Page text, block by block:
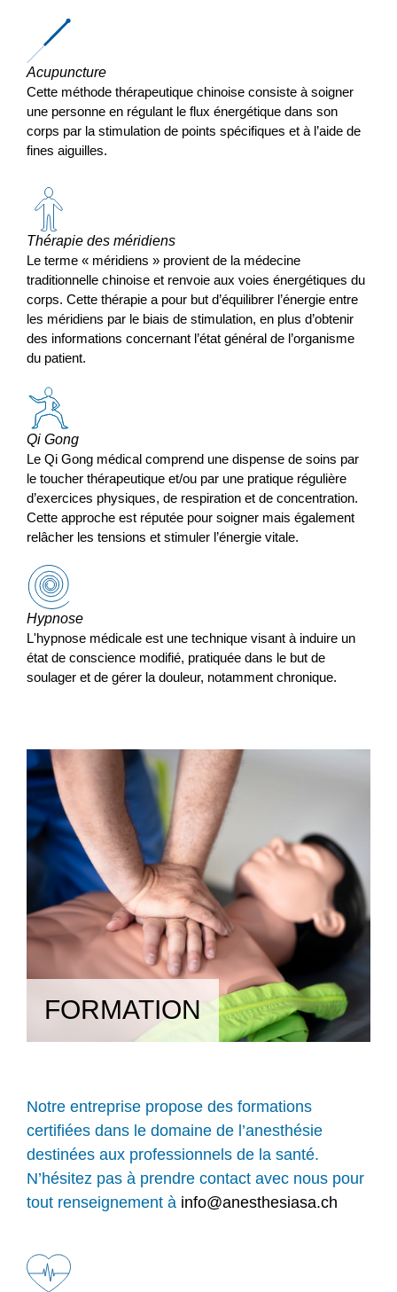
Acupuncture
Cette méthode thérapeutique chinoise consiste à soigner
une personne en régulant le flux énergétique dans son
corps par la stimulation de points spécifiques et à l’aide de
fines aiguilles.
Thérapie des méridiens
Le terme « méridiens » provient de la médecine
traditionnelle chinoise et renvoie aux voies énergétiques du
corps. Cette thérapie a pour but d’équilibrer l’énergie entre
les méridiens par le biais de stimulation, en plus d’obtenir
des informations concernant l’état général de l’organisme
du patient.
Qi Gong
Le Qi Gong médical comprend une dispense de soins par
le toucher thérapeutique et/ou par une pratique régulière
d’exercices physiques, de respiration et de concentration.
Cette approche est réputée pour soigner mais également
relâcher les tensions et stimuler l’énergie vitale.
Hypnose
L'hypnose médicale est une technique visant à induire un
état de conscience modifié, pratiquée dans le but de
soulager et de gérer la douleur, notamment chronique.
FORMATION
Notre entreprise propose des formations
certifiées dans le domaine de l’anesthésie
destinées aux professionnels de la santé.
N’hésitez pas à prendre contact avec nous pour
tout renseignement à info@anesthesiasa.ch